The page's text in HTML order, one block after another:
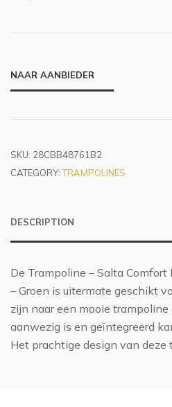
NAAR AANBIEDER
SKU: 28CBB48761B2
CATEGORY:TRAMPOLINES
DESCRIPTION
De Trampoline – Salta Comfort
– Groen is uitermate geschikt
zijn naar een mooie
aanwezig is en geïntegreerd
Het prachtige design van deze